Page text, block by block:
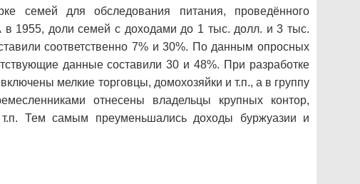
семей для обследования питания, проведённого
в 1955, доли семей с доходами до 1 тыс. долл. и 3 тыс.
соответственно 7% и 30%. По данным опросных
данные составили 30 и 48%. При разработке
мелкие торговцы, домохозяйки и т.п., а в группу
отнесены владельцы крупных контор,
Тем самым преуменьшались доходы буржуазии и